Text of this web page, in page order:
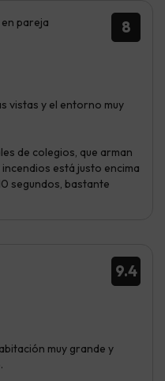
8
pareja
vistas y el entorno muy
de colegios, que arman
está justo encima
segundos, bastante
9.4
muy grande y